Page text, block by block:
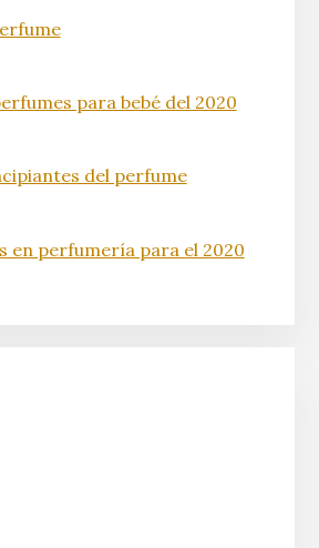
para bebé del 2020
del perfume
en perfumería para el 2020